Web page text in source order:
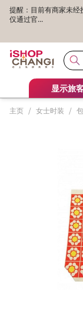
提醒：目前有商家未
仅通过官...
显示旅
主页 / 女士时装 /